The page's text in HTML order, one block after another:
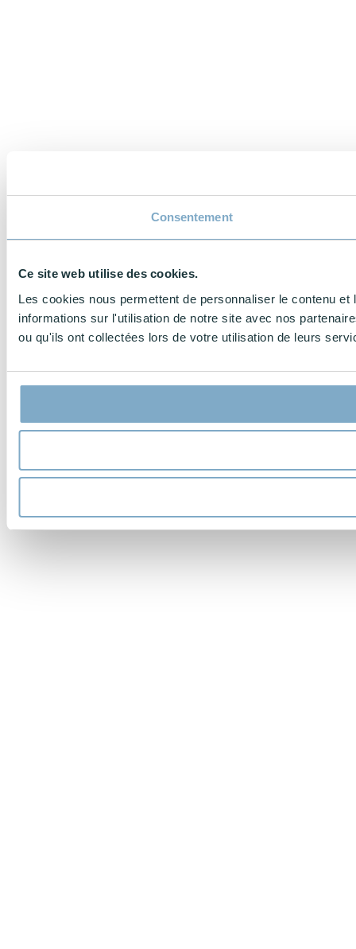
Consentement
Ce site web utilise des cookies.
Les cookies nous permettent de personnaliser le contenu
informations sur l'utilisation de notre site avec nos
ou qu'ils ont collectées lors de votre utilisation de leurs